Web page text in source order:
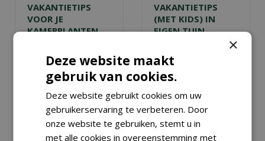
VAKANTIETIPS
VOOR JE
KAMERPLANTEN
Hoe houd je je
kamerplanten
mooi als je op
vakantie gaat? Wij
geven tips!
Lees meer...
VAKANTIETIPS
(MET KIDS) IN
EIGEN TUIN
Ga je deze zomer
niet op vakantie?
Maak er dan in
eigen tuin of op
eigen balkon of
(dak)terras een
×
Deze website maakt
gebruik van cookies.
Deze website gebruikt cookies om uw
gebruikerservaring te verbeteren. Door
onze website te gebruiken, stemt u in
met alle cookies in overeenstemming met